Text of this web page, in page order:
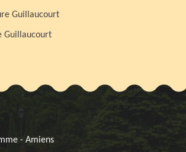
Guillaucourt
Guillaucourt
- Amiens